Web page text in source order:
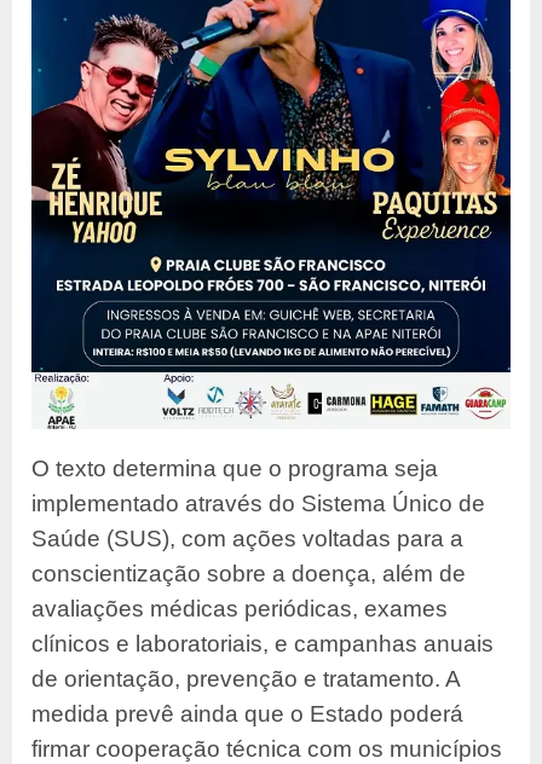
O texto determina que o programa seja
implementado através do Sistema Único de
Saúde (SUS), com ações voltadas para a
conscientização sobre a doença, além de
avaliações médicas periódicas, exames
clínicos e laboratoriais, e campanhas anuais
de orientação, prevenção e tratamento. A
medida prevê ainda que o Estado poderá
firmar cooperação técnica com os municípios